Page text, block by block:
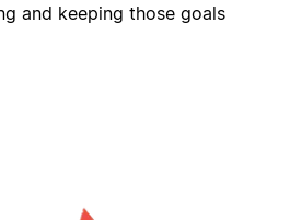
and keeping those goals